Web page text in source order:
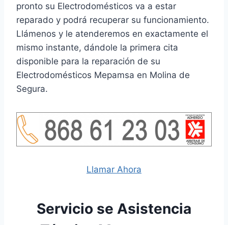
pronto su Electrodomésticos va a estar
reparado y podrá recuperar su funcionamiento.
Llámenos y le atenderemos en exactamente el
mismo instante, dándole la primera cita
disponible para la reparación de su
Electrodomésticos Mepamsa en Molina de
Segura.
Llamar Ahora
Servicio se Asistencia